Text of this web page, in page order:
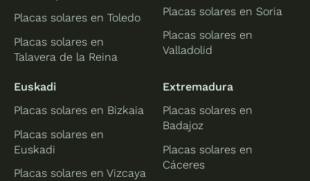
Placas solares en Toledo
Placas solares en
Talavera de la Reina
Placas solares en Soria
Placas solares en
Valladolid
Euskadi
Placas solares en Bizkaia
Placas solares en
Euskadi
Placas solares en Vizcaya
Extremadura
Placas solares en
Badajoz
Placas solares en
Cáceres